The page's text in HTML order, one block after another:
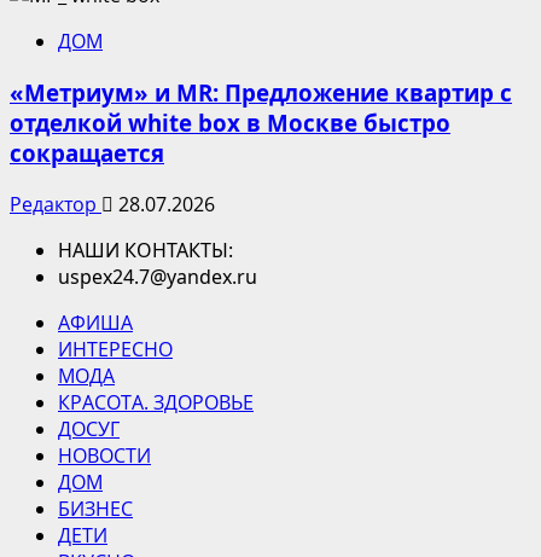
ДОМ
«Метриум» и MR: Предложение квартир с
отделкой white box в Москве быстро
сокращается
Редактор
28.07.2026
НАШИ КОНТАКТЫ:
uspex24.7@yandex.ru
АФИША
ИНТЕРЕСНО
МОДА
КРАСОТА. ЗДОРОВЬЕ
ДОСУГ
НОВОСТИ
ДОМ
БИЗНЕС
ДЕТИ